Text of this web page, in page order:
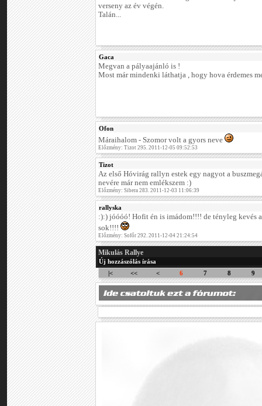
verseny az év végén.
Talán...
Gaca
Megvan a pályaajánló is !
Most már mindenki láthatja , hogy hova érdemes
Ofon
Máraihalom - Szomor volt a gyors neve
Előzmény: Tizot 295. 2011-12-05 09:52:53
Tizot
Az első Hóvirág rallyn estek egy nagyot a
nevére már nem emlékszem :)
Előzmény: Sibera 283. 2011-12-03 11:06:39
rallyska
:):) jóóóó! Hofit én is imádom!!!! de tényleg kevés
sok!!!!
Előzmény: Sofőr 292. 2011-12-04 21:24:54
Mikulás Rallye
Új hozzászólás írása
|<
<< < 6 7 8 9